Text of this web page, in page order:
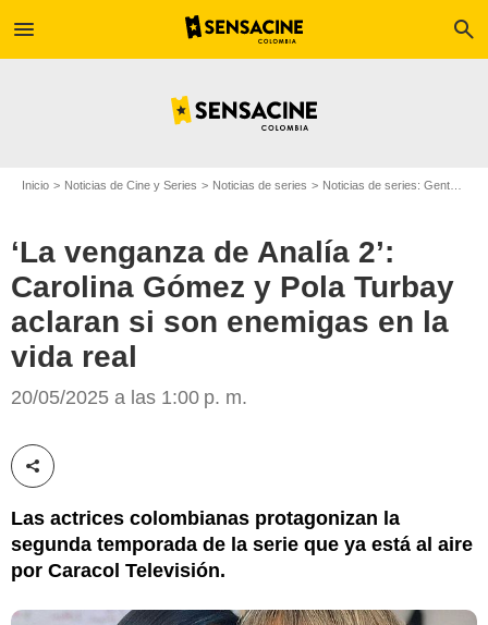
menu search
Inicio Noticias de Cine y Series Noticias de series Noticias de series: Gente
‘La venganza de Analía 2’:
Carolina Gómez y Pola Turbay
aclaran si son enemigas en la
vida real
20/05/2025 a las 1:00 p. m.
Compartir esta noticia
Las actrices colombianas protagonizan la
segunda temporada de la serie que ya está al aire
por Caracol Televisión.